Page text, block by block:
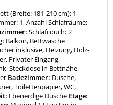
(Breite: 181-210 cm): 1
1, Anzahl Schlafräume:
Schlafcouch: 2
Balkon, Bettwäsche
inklusive, Heizung, Holz-
Privater Eingang,
Steckdose in Bettnähe,
Badezimmer: Dusche,
Toilettenpapier, WC,
Ebenerdige Dusche Etage: